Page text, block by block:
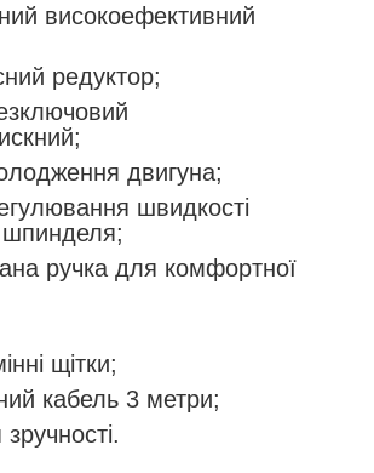
високоефективний
редуктор;
двигуна;
швидкості
ручка для комфортної
щітки;
кабель 3 метри;